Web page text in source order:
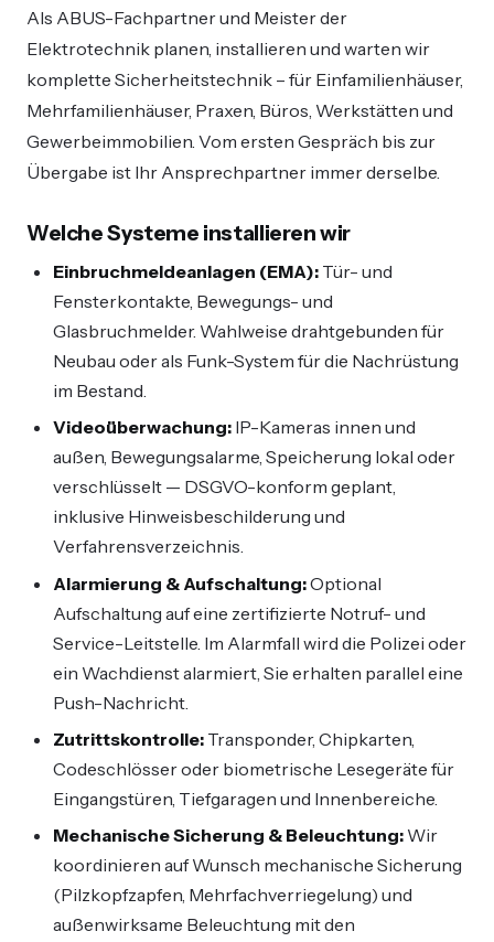
Als ABUS-Fachpartner und Meister der
Elektrotechnik planen, installieren und warten wir
komplette Sicherheitstechnik – für Einfamilienhäuser,
Mehrfamilienhäuser, Praxen, Büros, Werkstätten und
Gewerbeimmobilien. Vom ersten Gespräch bis zur
Übergabe ist Ihr Ansprechpartner immer derselbe.
Welche Systeme installieren wir
Einbruchmeldeanlagen (EMA): Tür- und
Fensterkontakte, Bewegungs- und
Glasbruchmelder. Wahlweise drahtgebunden für
Neubau oder als Funk-System für die Nachrüstung
im Bestand.
Videoüberwachung: IP-Kameras innen und
außen, Bewegungsalarme, Speicherung lokal oder
verschlüsselt — DSGVO-konform geplant,
inklusive Hinweisbeschilderung und
Verfahrensverzeichnis.
Alarmierung & Aufschaltung:Optional
Aufschaltung auf eine zertifizierte Notruf- und
Service-Leitstelle. Im Alarmfall wird die Polizei oder
ein Wachdienst alarmiert, Sie erhalten parallel eine
Push-Nachricht.
Zutrittskontrolle: Transponder, Chipkarten,
Codeschlösser oder biometrische Lesegeräte für
Eingangstüren, Tiefgaragen und Innenbereiche.
Mechanische Sicherung & Beleuchtung: Wir
koordinieren auf Wunsch mechanische Sicherung
(Pilzkopfzapfen, Mehrfachverriegelung) und
außenwirksame Beleuchtung mit den